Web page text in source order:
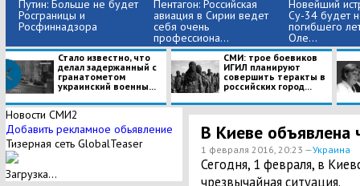
Путин: Больше не будет
Росграницы и
Росфиннадзора
Пентагон: Российская
авиация в Сирии ведет
себя очень
профессиона...
Новейший
Су-34 будет
погибшего
Оле...
Стало известно, что
делал задержанный с
гранатометом
украинский военны...
СМИ: трое боевиков
ИГИЛ планируют
совершить теракты в
российских город...
Новости СМИ2
Добавить рекламное обьявление
Тизерная сеть GlobalTeaser
Загрузка...
В Киеве объявлена
1 февраля 2016, 20:23 —Украина
Сегодня, 1 февраля, в
чрезвычайная ситуация.